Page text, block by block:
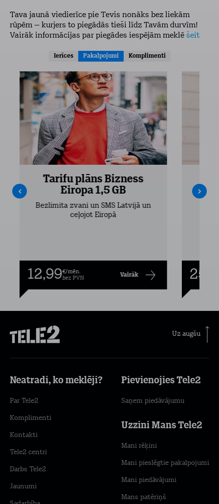
Tava jaunā viedierīce pie Tevis nonāks bez liekām
rūpēm – kurjers to piegādās tieši līdz Tavām durvīm!
Vairāk informācijas par piegādes iespējām meklē šeit
Ierīces Pakalpojumi Komplimenti
Tarifu plāns Bizness
Eiropa 1,5 GB
Bezlimita zvani un SMS Latvijā un
ceļojot Eiropā
12,99€/mēn.
bez PVN
Vairāk
Uz augšu
Neatradi, ko meklēji?
Par Tele2
Komplimenti
Kontakti
Tele2 centri
Darbs Tele2
Jaunumi
Pievienojies Tele2
Saņem piedāvājumu
Uzzini Mans Tele2
Mani rēķini
Mani pieslēgtie pakalpojumi
Mani piedāvājumi
Mans patēriņš